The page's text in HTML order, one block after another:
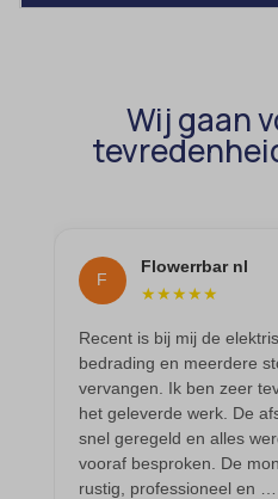
Wij gaan
F
Flowerrbar nl
★★★★★
Recent is bij mij de
bedrading en meerdere
vervangen. Ik ben zeer
het geleverde werk. De
snel geregeld en alles
vooraf besproken. De
rustig, professioneel en …
OptanonConsent
wordpress_logged_in_*
wp-settings-*
wp-settings-time-*
wpl_viewed_cookie
cli_cookie_consent
cookie_permission_granted
cookiesEnabled
et-editing-post-*
et-recommend-sync-post-*
et-saved-post*